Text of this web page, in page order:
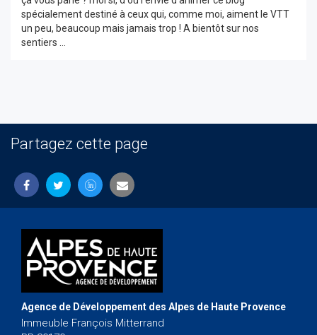
spécialement destiné à ceux qui, comme moi, aiment le VTT
un peu, beaucoup mais jamais trop ! A bientôt sur nos
sentiers ...
Partagez cette page
Agence de Développement des Alpes de Haute Provence
Immeuble François Mitterrand